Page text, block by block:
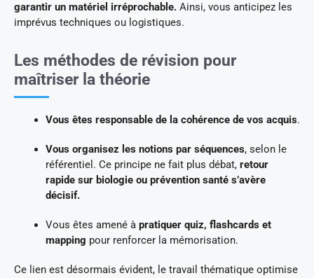
garantir un matériel irréprochable. Ainsi, vous anticipez les
imprévus techniques ou logistiques.
Les méthodes de révision pour
maîtriser la théorie
Vous êtes responsable de la cohérence de vos acquis.
Vous organisez les notions par séquences, selon le
référentiel. Ce principe ne fait plus débat, retour
rapide sur biologie ou prévention santé s’avère
décisif.
Vous êtes amené à pratiquer quiz, flashcards et
mapping pour renforcer la mémorisation.
Ce lien est désormais évident, le travail thématique optimise